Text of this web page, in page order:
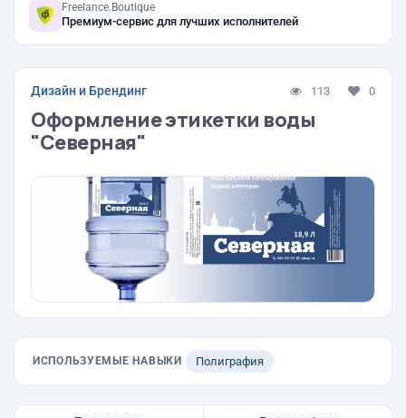
Freelance.Boutique
Премиум-сервис для лучших исполнителей
Дизайн и Брендинг 113 0
Оформление этикетки воды
"Северная"
ИСПОЛЬЗУЕМЫЕ НАВЫКИ Полиграфия